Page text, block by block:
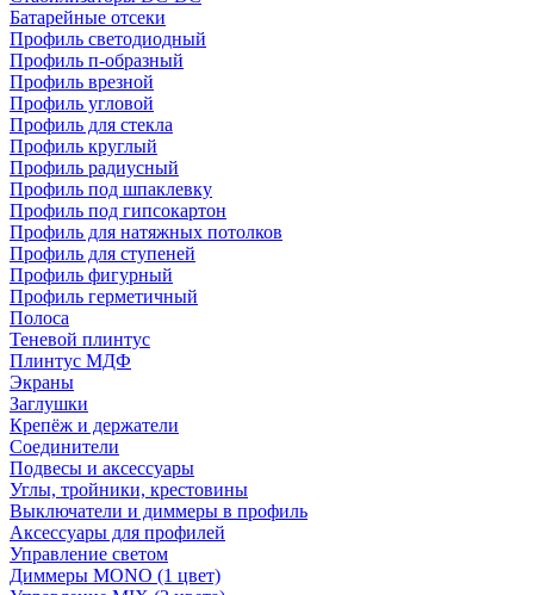
Батарейные отсеки
Профиль светодиодный
Профиль п-образный
Профиль врезной
Профиль угловой
Профиль для стекла
Профиль круглый
Профиль радиусный
Профиль под шпаклевку
Профиль под гипсокартон
Профиль для натяжных потолков
Профиль для ступеней
Профиль фигурный
Профиль герметичный
Полоса
Теневой плинтус
Плинтус МДФ
Экраны
Заглушки
Крепёж и держатели
Соединители
Подвесы и аксессуары
Углы, тройники, крестовины
Выключатели и диммеры в профиль
Аксессуары для профилей
Управление светом
Диммеры MONO (1 цвет)